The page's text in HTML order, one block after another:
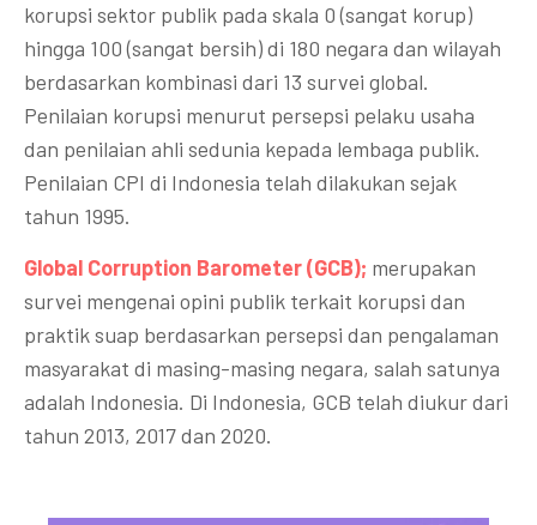
korupsi sektor publik pada skala 0 (sangat korup)
hingga 100 (sangat bersih) di 180 negara dan wilayah
berdasarkan kombinasi dari 13 survei global.
Penilaian korupsi menurut persepsi pelaku usaha
dan penilaian ahli sedunia kepada lembaga publik.
Penilaian CPI di Indonesia telah dilakukan sejak
tahun 1995.
Global Corruption Barometer (GCB); merupakan
survei mengenai opini publik terkait korupsi dan
praktik suap berdasarkan persepsi dan pengalaman
masyarakat di masing-masing negara, salah satunya
adalah Indonesia. Di Indonesia, GCB telah diukur dari
tahun 2013, 2017 dan 2020.